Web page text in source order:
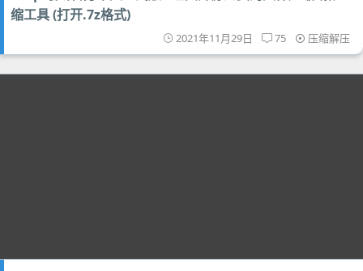
缩工具 (打开.7z格式)
2021年11月29日 75 压缩解压